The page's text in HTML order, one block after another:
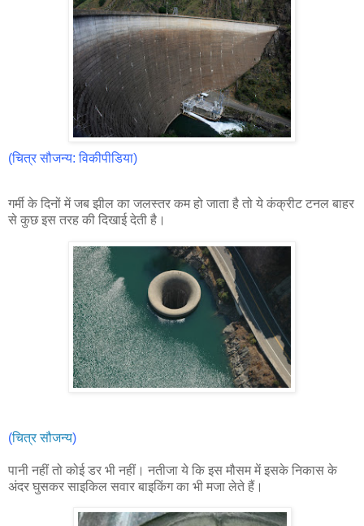
(चित्र सौजन्य: विकीपीडिया)
गर्मी के दिनों में जब झील का जलस्तर कम हो जाता है तो ये कंक्रीट टनल बाहर
से कुछ इस तरह की दिखाई देती है।
(चित्र सौजन्य)
पानी नहीं तो कोई डर भी नहीं। नतीजा ये कि इस मौसम में इसके निकास के
अंदर घुसकर साइकिल सवार बाइकिंग का भी मजा लेते हैं।